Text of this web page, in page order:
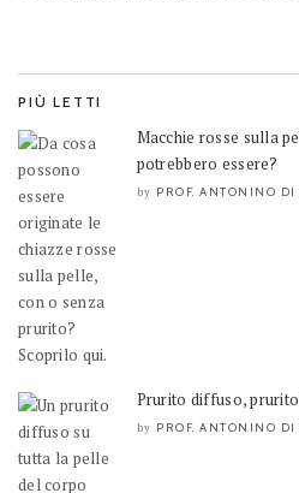
PIÙ LETTI
Macchie rosse sulla
potrebbero essere?
by PROF. ANTONINO DI
Prurito diffuso,
by PROF. ANTONINO DI